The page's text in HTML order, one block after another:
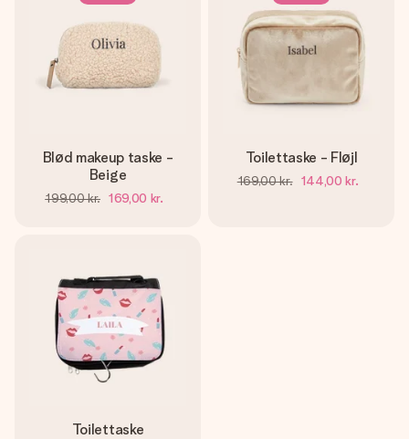
Blød makeup taske -
Beige
199,00 kr. 169,00 kr.
Toilettaske - Fløjl
169,00 kr. 144,00 kr.
Toilettaske